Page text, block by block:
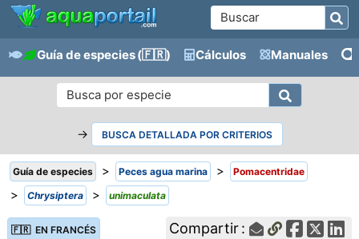
Guía de especies(🇫🇷) Cálculos Manuales
→ BUSCA DETALLADA POR CRITERIOS
Guía de especies > Peces agua marina > Pomacentridae
> Chrysiptera > unimaculata
🇫🇷 EN FRANCÉS Compartir :